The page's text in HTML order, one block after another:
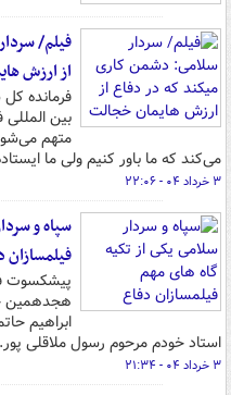
فیلم/
از ارزش
فرمانده
بین
متهم
می‌کند که ما باور کنیم ولی ما
۳ خرداد ۰۴ - ۲۲:۰۶
سپاه و
پیشکسوت
هجدهمین
ابراهیم
استاد خودم مرحوم رسول ملاقلی پور.
۳ خرداد ۰۴ - ۲۱:۳۴